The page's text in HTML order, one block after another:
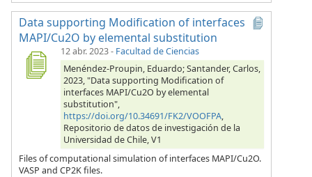
Data supporting Modification of interfaces
MAPI/Cu2O by elemental substitution
12 abr. 2023- Facultad de Ciencias
Menéndez-Proupin, Eduardo; Santander, Carlos,
2023, "Data supporting Modification of
interfaces MAPI/Cu2O by elemental
substitution",
https://doi.org/10.34691/FK2/VOOFPA,
Repositorio de datos de investigación de la
Universidad de Chile, V1
Files of computational simulation of interfaces MAPI/Cu2O.
VASP and CP2K files.